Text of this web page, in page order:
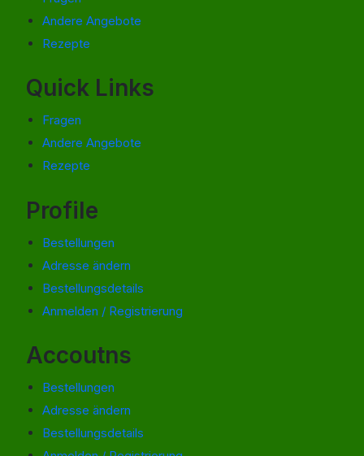
Andere Angebote
Rezepte
Quick Links
Fragen
Andere Angebote
Rezepte
Profile
Bestellungen
Adresse ändern
Bestellungsdetails
Anmelden / Registrierung
Accoutns
Bestellungen
Adresse ändern
Bestellungsdetails